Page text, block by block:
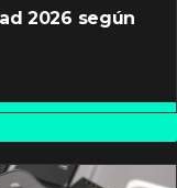
2026 según